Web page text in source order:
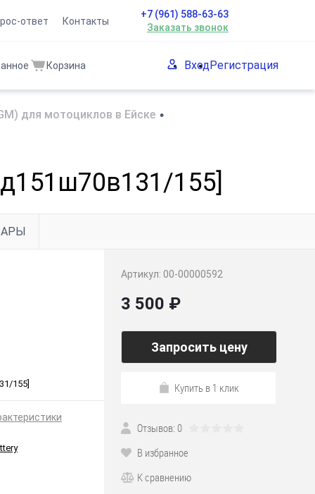
ответ Контакты
+7 (961) 588-63-63
Заказать звонок
Корзина ВходРегистрация
для мотоциклов в Ейске •
155]
155]
Артикул: 00-00000592
3 500 ₽
Запросить цену
Купить в 1 клик
Отзывов: 0
В избранное
К сравнению